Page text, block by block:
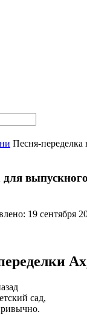
Песня-
для
19 сентября
сад,